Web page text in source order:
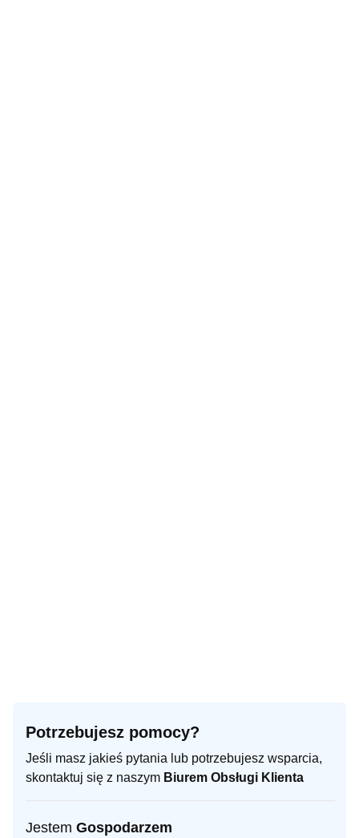
Potrzebujesz pomocy?
Jeśli masz jakieś pytania lub potrzebujesz wsparcia,
skontaktuj się z naszym Biurem Obsługi Klienta
Jestem Gospodarzem